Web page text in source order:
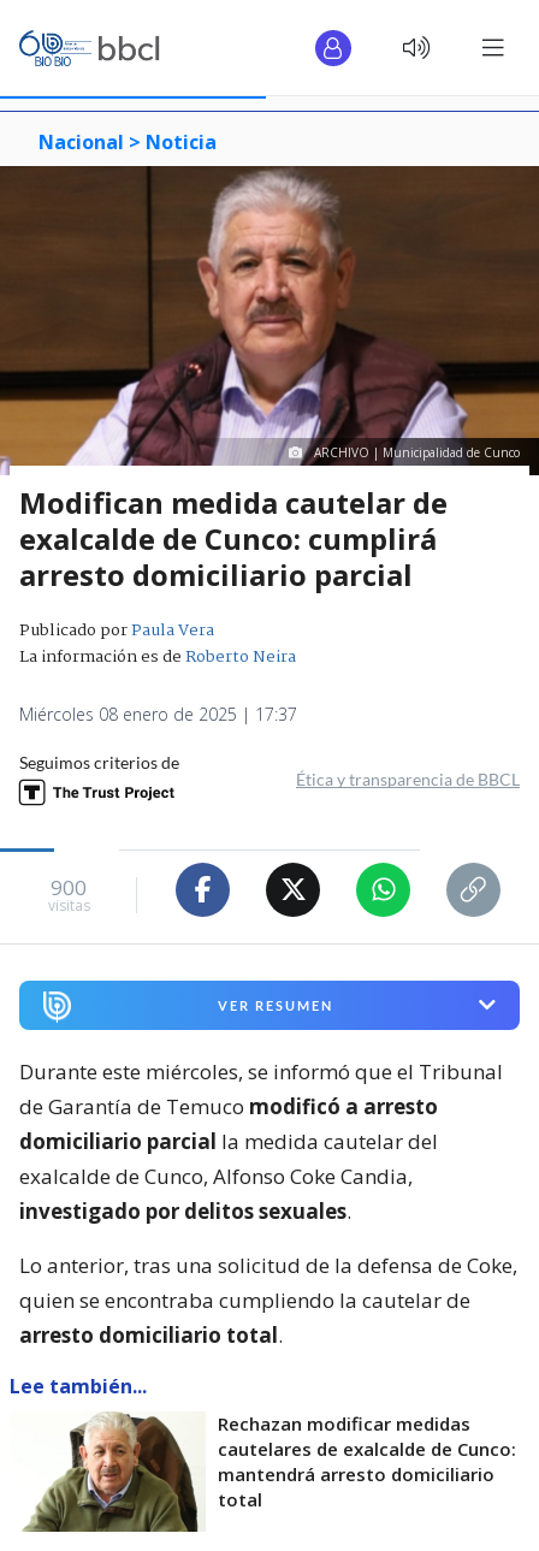
Nacional > Noticia
ARCHIVO | Municipalidad de Cunco
Modifican medida cautelar de
exalcalde de Cunco: cumplirá
arresto domiciliario parcial
Publicado porPaula Vera
La información es deRoberto Neira
Miércoles 08 enero de 2025 | 17:37
Seguimos criterios de
Ética y transparencia de BBCL
900
visitas
VER RESUMEN
Durante este miércoles, se informó que el Tribunal
de Garantía de Temuco modificó a arresto
domiciliario parcial la medida cautelar del
exalcalde de Cunco, Alfonso Coke Candia,
investigado por delitos sexuales.
Lo anterior, tras una solicitud de la defensa de Coke,
quien se encontraba cumpliendo la cautelar de
arresto domiciliario total.
Lee también...
Rechazan modificar medidas
cautelares de exalcalde de Cunco:
mantendrá arresto domiciliario
total